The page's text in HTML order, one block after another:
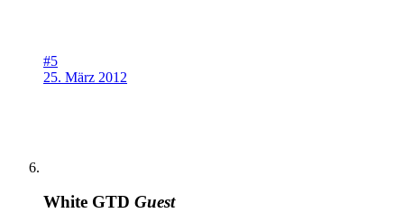
#5
25. März 2012
White GTD Guest